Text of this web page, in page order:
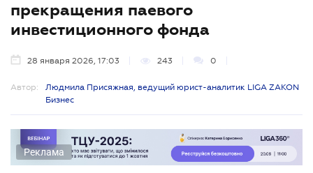
прекращения паевого
инвестиционного фонда
28 января 2026, 17:03 243 0
Автор:
Людмила Присяжная, ведущий юрист-аналитик LIGA ZAKON
Бизнес
Реклама